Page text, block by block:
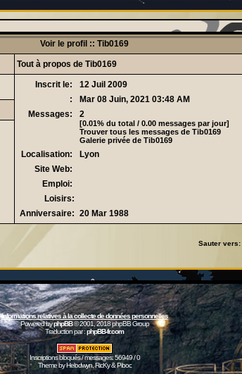
Voir le profil :: Tib0169
Tout à propos de Tib0169
Inscrit le:
12 Juil 2009
:
Mar 08 Juin, 2021 03:48 AM
Messages:
2
[0.01% du total / 0.00 messages par jour]
Trouver tous les messages de Tib0169
Galerie privée de Tib0169
Localisation:
Lyon
Site Web:
Emploi:
Loisirs:
Anniversaire: 20 Mar 1988
Sauter vers:
Informations relatives à la collecte de données personnelles
Powered byphpBB© 2001, 2018 phpBB Group
Traduction par :phpBB-fr.com
Inscriptions bloqués / messages: 56949 / 0
Theme by Helodwyn, RicKy & Piboc